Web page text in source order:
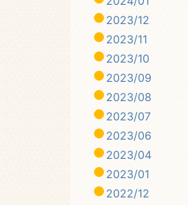
2023/12
2023/11
2023/10
2023/09
2023/08
2023/07
2023/06
2023/04
2023/01
2022/12